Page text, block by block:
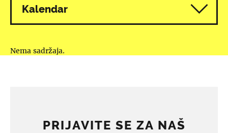
Kalendar
Nema sadržaja.
PRIJAVITE SE ZA NAŠ